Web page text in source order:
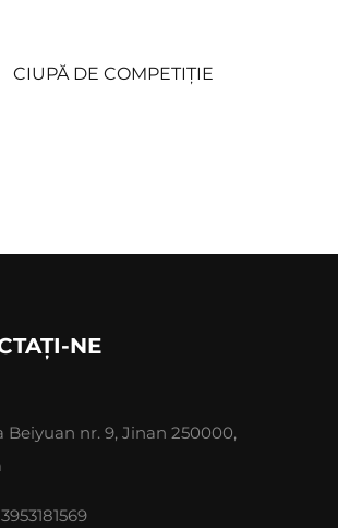
CIUPĂ DE COMPETIȚIE
NE
Beiyuan nr. 9, Jinan 250000,